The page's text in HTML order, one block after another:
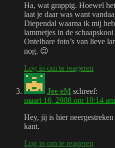
Ha, wat grappig. Hoewel
laat je daar was want
Diependal waarna ik mij
lammetjes in de
Ontelbare foto’s van lieve
nog. 😉
Log in om te reageren
Jee eM schreef:
maart 16, 2008 om 10:14 am
Hey, jij is hier
kant.
Log in om te reageren